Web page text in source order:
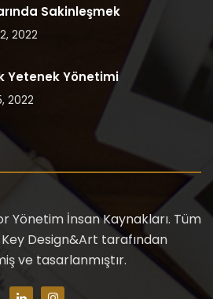
Sakinleşmek
2022
Yetenek Yönetimi
2022
Yönetim İnsan Kaynakları. Tüm
Key Design&Art tarafından
ve tasarlanmıştır.